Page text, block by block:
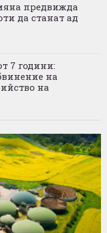
предвижда
да станат ад
7 години:
на
на